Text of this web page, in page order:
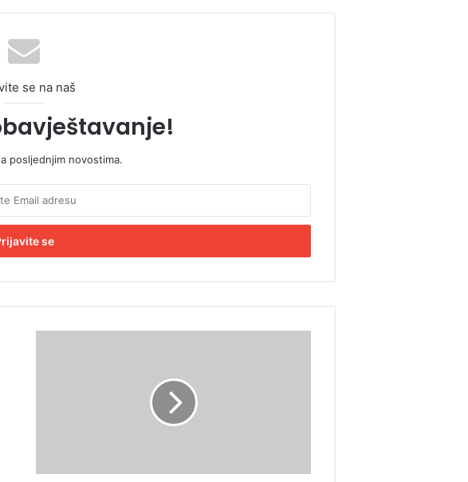
se na naš
posljednjim novostima.
K